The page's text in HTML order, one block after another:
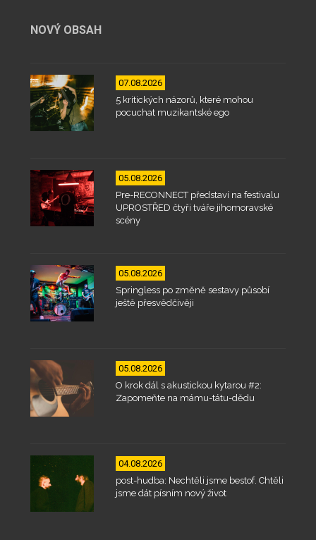
NOVÝ OBSAH
07.08.2026
5 kritických názorů, které mohou
pocuchat muzikantské ego
05.08.2026
Pre-RECONNECT představí na festivalu
UPROSTŘED čtyři tváře jihomoravské
scény
05.08.2026
Springless po změně sestavy působí
ještě přesvědčivěji
05.08.2026
O krok dál s akustickou kytarou #2:
Zapomeňte na mámu-tátu-dědu
04.08.2026
post-hudba: Nechtěli jsme bestof. Chtěli
jsme dát písním nový život